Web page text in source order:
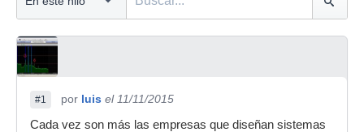
#1 por luis el 11/11/2015
Cada vez son más las empresas que diseñan sistemas